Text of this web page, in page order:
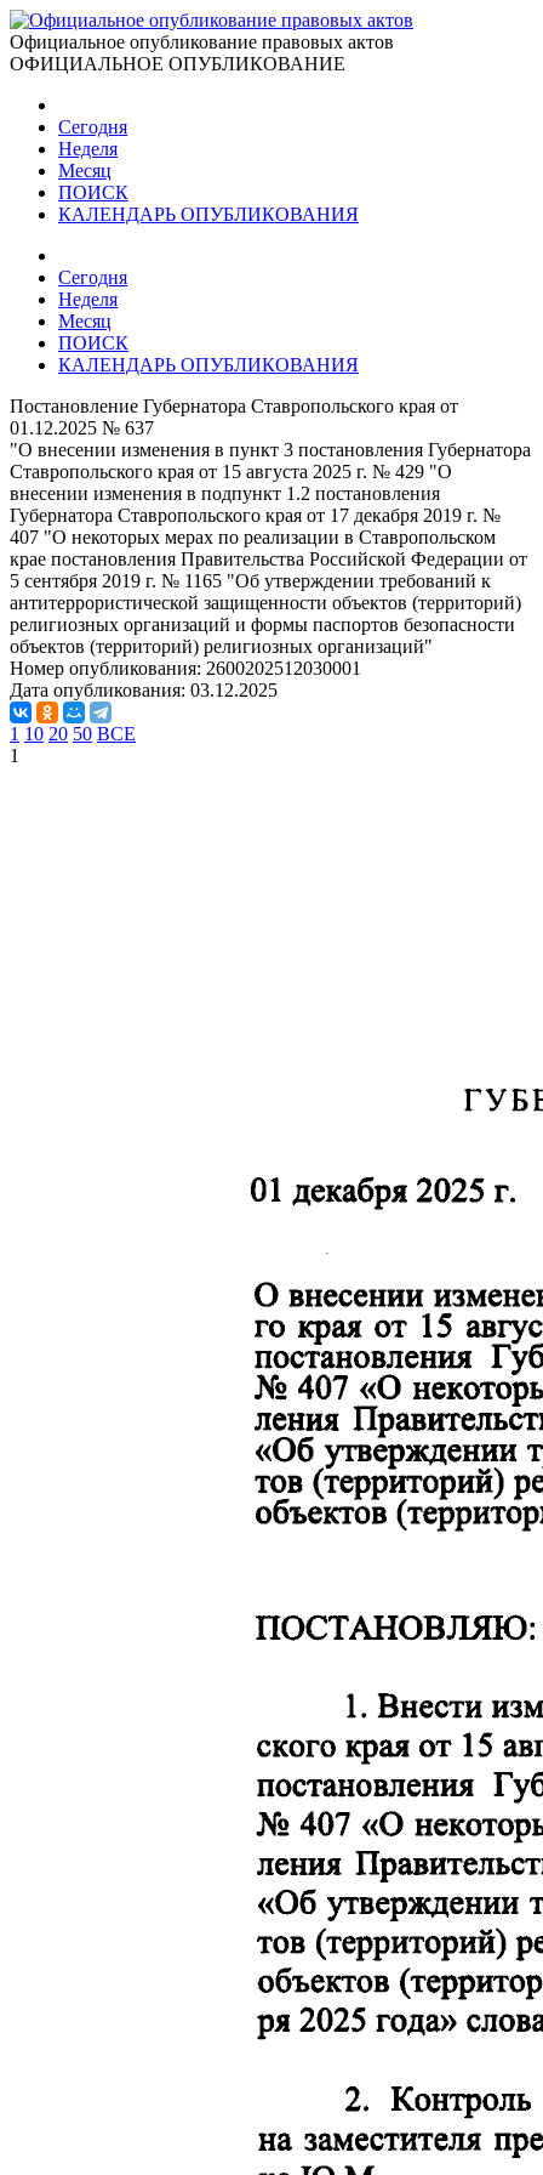
Официальное опубликование правовых актов
ОФИЦИАЛЬНОЕ ОПУБЛИКОВАНИЕ
Сегодня
Неделя
Месяц
ПОИСК
КАЛЕНДАРЬ ОПУБЛИКОВАНИЯ
Сегодня
Неделя
Месяц
ПОИСК
КАЛЕНДАРЬ ОПУБЛИКОВАНИЯ
Постановление Губернатора Ставропольского края от
01.12.2025 № 637
"О внесении изменения в пункт 3 постановления Губернатора
Ставропольского края от 15 августа 2025 г. № 429 "О
внесении изменения в подпункт 1.2 постановления
Губернатора Ставропольского края от 17 декабря 2019 г. №
407 "О некоторых мерах по реализации в Ставропольском
крае постановления Правительства Российской Федерации от
5 сентября 2019 г. № 1165 "Об утверждении требований к
антитеррористической защищенности объектов (территорий)
религиозных организаций и формы паспортов безопасности
объектов (территорий) религиозных организаций"
Номер опубликования: 2600202512030001
Дата опубликования: 03.12.2025
1 10 20 50 ВСЕ
1